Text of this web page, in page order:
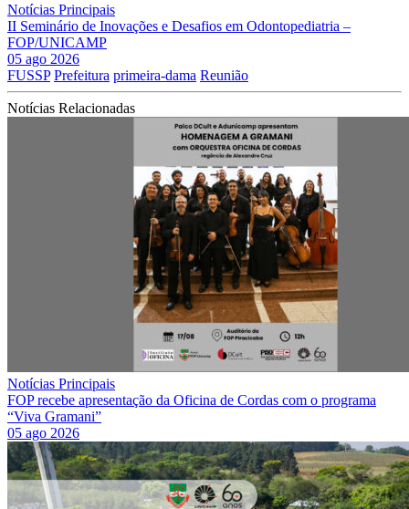
Notícias Principais
II Seminário de Inovações e Desafios em Odontopediatria –
FOP/UNICAMP
05 ago 2026
FUSSP Prefeitura primeira-dama Reunião
Notícias Relacionadas
Notícias Principais
FOP recebe apresentação da Oficina de Cordas com o programa
“Viva Gramani”
05 ago 2026